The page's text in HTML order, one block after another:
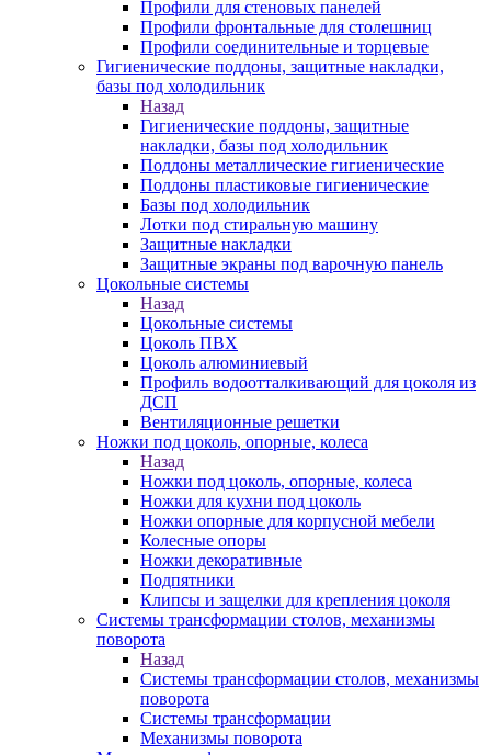
Профили для стеновых панелей
Профили фронтальные для столешниц
Профили соединительные и торцевые
Гигиенические поддоны, защитные накладки,
базы под холодильник
Назад
Гигиенические поддоны, защитные
накладки, базы под холодильник
Поддоны металлические гигиенические
Поддоны пластиковые гигиенические
Базы под холодильник
Лотки под стиральную машину
Защитные накладки
Защитные экраны под варочную панель
Цокольные системы
Назад
Цокольные системы
Цоколь ПВХ
Цоколь алюминиевый
Профиль водоотталкивающий для цоколя из
ДСП
Вентиляционные решетки
Ножки под цоколь, опорные, колеса
Назад
Ножки под цоколь, опорные, колеса
Ножки для кухни под цоколь
Ножки опорные для корпусной мебели
Колесные опоры
Ножки декоративные
Подпятники
Клипсы и защелки для крепления цоколя
Системы трансформации столов, механизмы
поворота
Назад
Системы трансформации столов, механизмы
поворота
Системы трансформации
Механизмы поворота